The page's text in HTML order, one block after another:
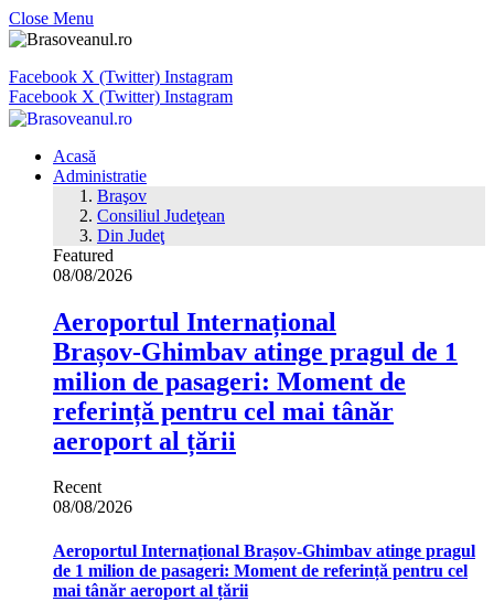
Close Menu
Facebook X (Twitter) Instagram
Facebook X (Twitter) Instagram
Acasă
Administratie
Braşov
Consiliul Judeţean
Din Judeţ
Featured
08/08/2026
Aeroportul Internațional
Brașov‑Ghimbav atinge pragul de 1
milion de pasageri: Moment de
referință pentru cel mai tânăr
aeroport al țării
Recent
08/08/2026
Aeroportul Internațional Brașov‑Ghimbav atinge pragul
de 1 milion de pasageri: Moment de referință pentru cel
mai tânăr aeroport al țării